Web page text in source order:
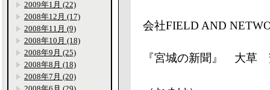
会社FIELD AND
『宮城の新聞』 大草
2009年1月 (22)
2008年12月 (17)
2008年11月 (9)
2008年10月 (18)
2008年9月 (25)
2008年8月 (18)
2008年7月 (20)